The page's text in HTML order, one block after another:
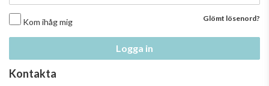
Kom ihåg mig Glömt lösenord?
Logga in
Kontakta